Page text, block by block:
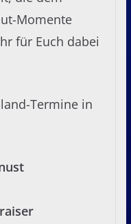
Momente
für Euch dabei
Termine in